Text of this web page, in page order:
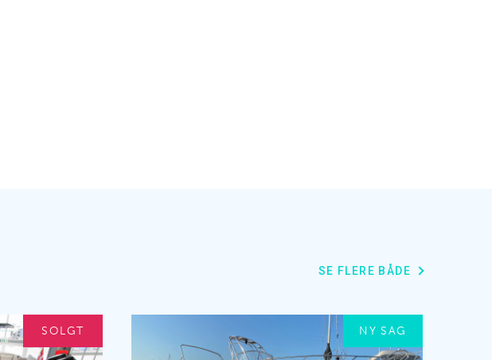
SE FLERE BÅDE
SOLGT NY SAG